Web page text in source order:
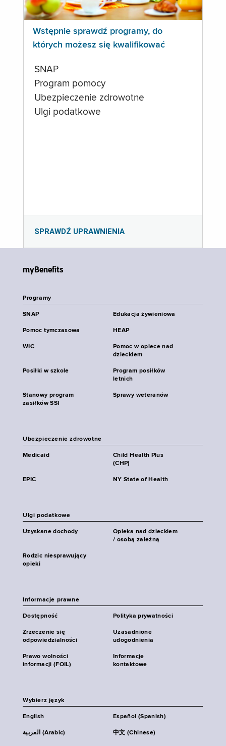
Wstępnie sprawdź programy, do
których możesz się kwalifikować
SNAP
Program pomocy
Ubezpieczenie zdrowotne
Ulgi podatkowe
SPRAWDŹ UPRAWNIENIA
myBenefits
Programy
SNAP Edukacja żywieniowa
Pomoc tymczasowa HEAP
WIC
Pomoc w opiece nad
dzieckiem
Posiłki w szkole
Program posiłków
letnich
Stanowy program
zasiłków SSI
Sprawy weteranów
Ubezpieczenie zdrowotne
Medicaid
Child Health Plus
(CHP)
EPIC NY State of Health
Ulgi podatkowe
Uzyskane dochody
Opieka nad dzieckiem
/ osobą zależną
Rodzic niesprawujący
opieki
Informacje prawne
Dostępność Polityka prywatności
Zrzeczenie się
odpowiedzialności
Uzasadnione
udogodnienia
Prawo wolności
informacji (FOIL)
Informacje
kontaktowe
Wybierz język
English Español (Spanish)
العربية (Arabic) 中文 (Chinese)